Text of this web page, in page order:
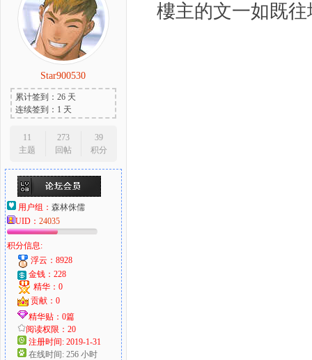
Star900530
累计签到：26 天
连续签到：1 天
11
主题
273
回帖
39
积分
用户组： 森林侏儒
UID： 24035
积分信息:
浮云：8928
金钱：228
精华：0
贡献：0
精华贴：0篇
阅读权限：20
注册时间: 2019-1-31
在线时间: 256 小时
樓主的文一如既